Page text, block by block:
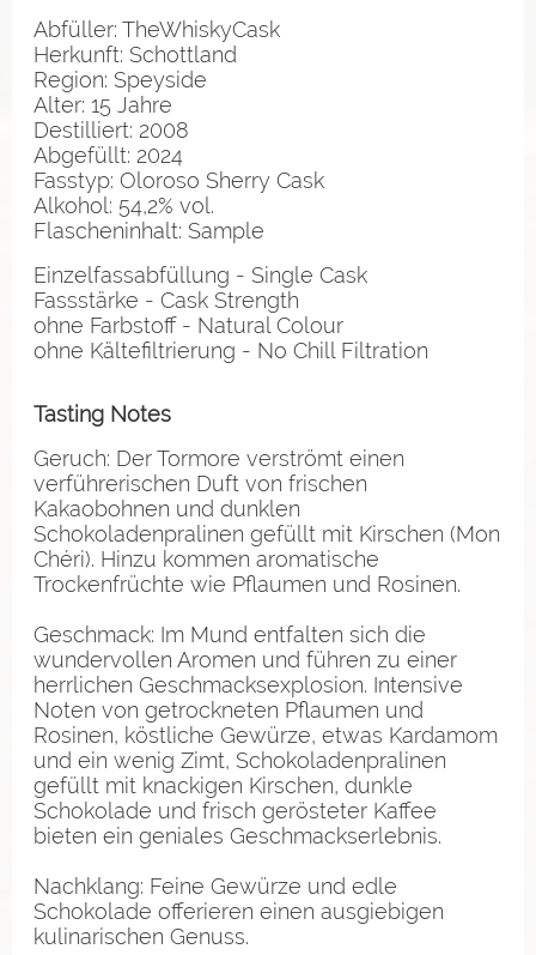
Abfüller: TheWhiskyCask
Herkunft: Schottland
Region: Speyside
Alter: 15 Jahre
Destilliert: 2008
Abgefüllt: 2024
Fasstyp: Oloroso Sherry Cask
Alkohol: 54,2% vol.
Flascheninhalt: Sample
Einzelfassabfüllung - Single Cask
Fassstärke - Cask Strength
ohne Farbstoff - Natural Colour
ohne Kältefiltrierung - No Chill Filtration
Tasting Notes
Geruch: Der Tormore verströmt einen
verführerischen Duft von frischen
Kakaobohnen und dunklen
Schokoladenpralinen gefüllt mit Kirschen (Mon
Chéri). Hinzu kommen aromatische
Trockenfrüchte wie Pflaumen und Rosinen.
Geschmack: Im Mund entfalten sich die
wundervollen Aromen und führen zu einer
herrlichen Geschmacksexplosion. Intensive
Noten von getrockneten Pflaumen und
Rosinen, köstliche Gewürze, etwas Kardamom
und ein wenig Zimt, Schokoladenpralinen
gefüllt mit knackigen Kirschen, dunkle
Schokolade und frisch gerösteter Kaffee
bieten ein geniales Geschmackserlebnis.
Nachklang: Feine Gewürze und edle
Schokolade offerieren einen ausgiebigen
kulinarischen Genuss.